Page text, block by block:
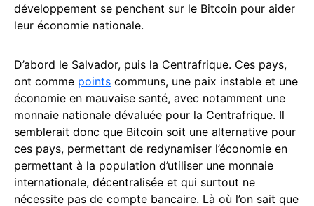
développement se penchent sur le Bitcoin pour aider
leur économie nationale.
D’abord le Salvador, puis la Centrafrique. Ces pays,
ont comme points communs, une paix instable et une
économie en mauvaise santé, avec notamment une
monnaie nationale dévaluée pour la Centrafrique. Il
semblerait donc que Bitcoin soit une alternative pour
ces pays, permettant de redynamiser l’économie en
permettant à la population d’utiliser une monnaie
internationale, décentralisée et qui surtout ne
nécessite pas de compte bancaire. Là où l’on sait que